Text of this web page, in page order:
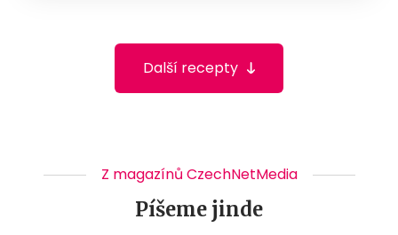
Další recepty
Z magazínů CzechNetMedia
Píšeme jinde